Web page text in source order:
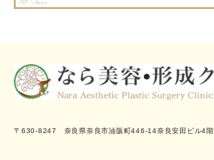
〒630-8247 奈良県奈良市油阪町446-14奈良安田ビル4階